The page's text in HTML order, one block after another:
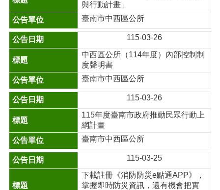
與行動計畫」
臺南市中西區公所
115-03-26
中西區公所（114年度）內部控制制
度聲明書
臺南市中西區公所
115-03-26
115年度臺南市政府推動民眾行動上
網計畫
臺南市中西區公所
115-03-25
下載註冊《消防防災e點通APP》，
掌握即時防災資訊，還有機會把實